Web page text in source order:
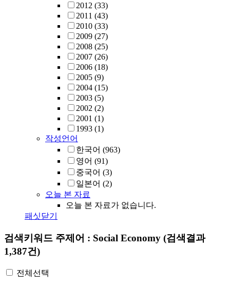
2012 (33)
2011 (43)
2010 (33)
2009 (27)
2008 (25)
2007 (26)
2006 (18)
2005 (9)
2004 (15)
2003 (5)
2002 (2)
2001 (1)
1993 (1)
작성언어
한국어 (963)
영어 (91)
중국어 (3)
일본어 (2)
오늘 본 자료
오늘 본 자료가 없습니다.
패싯닫기
검색키워드 주제어 : Social Economy (검색결과
1,387건)
전체선택